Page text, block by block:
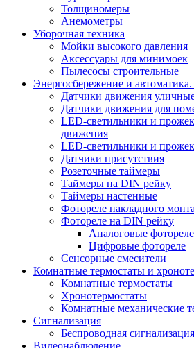
Толщиномеры
Анемометры
Уборочная техника
Мойки высокого давления
Аксессуары для минимоек
Пылесосы строительные
Энергосбережение и
Датчики движения
Датчики движения для
LED-светильники и
движения
LED-светильники и
Датчики присутствия
Розеточные таймеры
Таймеры на DIN рейку
Таймеры настенные
Фотореле накладного
Фотореле на DIN рейку
Аналоговые фотореле
Цифровые фотореле
Сенсорные смесители
Комнатные термостаты и
Комнатные термостаты
Хронотермостаты
Комнатные механические
Сигнализация
Беспроводная
Видеонаблюдение